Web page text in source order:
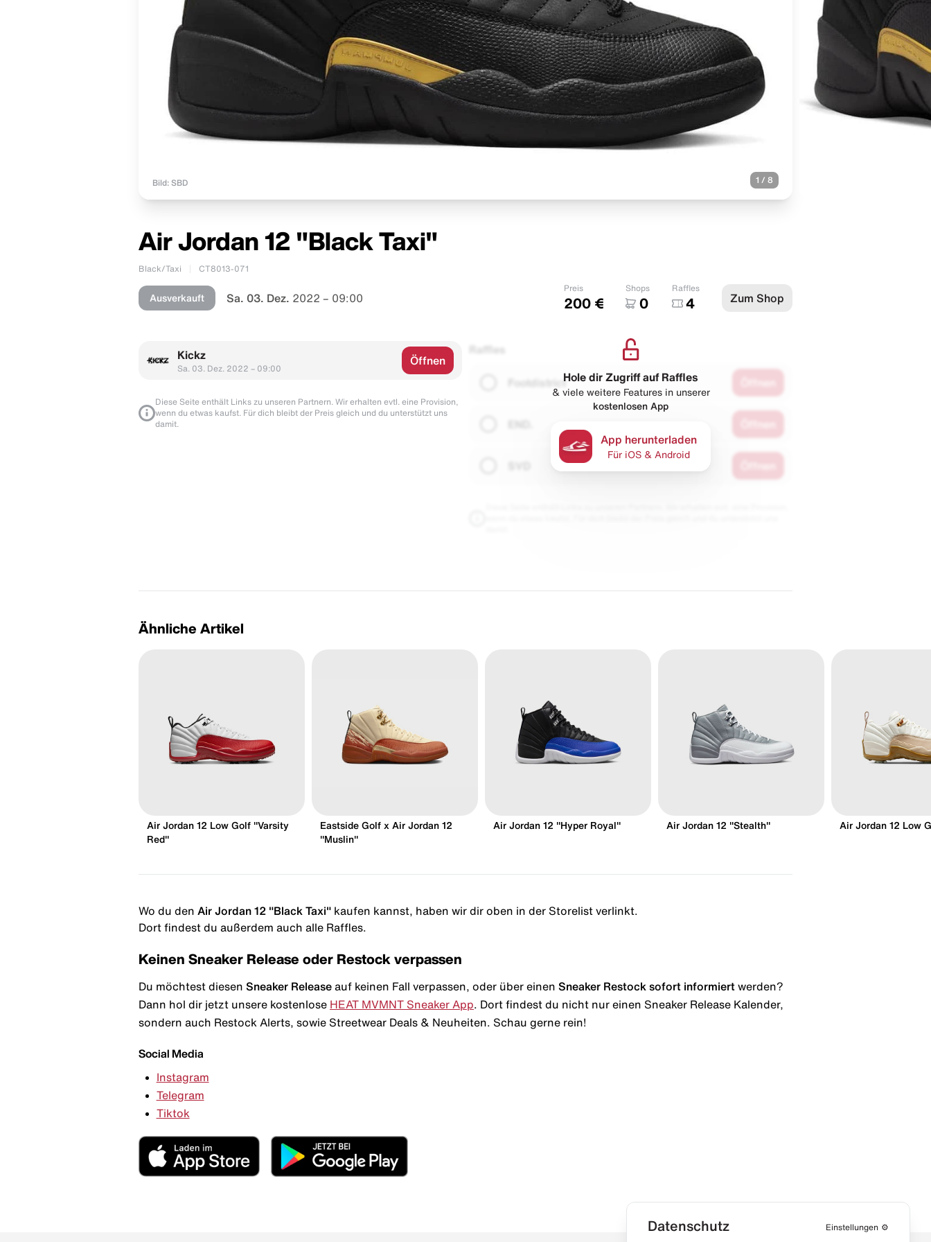
Bild: SBD 1 / 8
Air Jordan 12 "Black Taxi"
Black/Taxi CT8013-071
Ausverkauft Sa. 03. Dez. 2022 – 09:00
Preis
200 €
Shops
0
Raffles
4 Zum Shop
Kickz
Sa. 03. Dez. 2022 – 09:00
Öffnen
Diese Seite enthält Links zu unseren Partnern. Wir erhalten evtl. eine Provision,
wenn du etwas kaufst. Für dich bleibt der Preis gleich und du unterstützt uns
damit.
Raffles
FootdistrictHole dir Zugriff auf Raffles
& viele weitere Features in unserer
kostenlosen App
App herunterladen
Für iOS & Android
Ähnliche Artikel
Air Jordan 12 Low Golf "Varsity
Red"
Eastside Golf x Air Jordan 12
"Muslin"
Air Jordan 12 "Hyper Royal" Air Jordan 12 "Stealth" Air Jordan 12 Low
Wo du den Air Jordan 12 "Black Taxi" kaufen kannst, haben wir dir oben in der Storelist verlinkt.
Dort findest du außerdem auch alle Raffles.
Keinen Sneaker Release oder Restock verpassen
Du möchtest diesen Sneaker Release auf keinen Fall verpassen, oder über einen Sneaker Restock sofort informiert werden?
Dann hol dir jetzt unsere kostenlose HEAT MVMNT Sneaker App . Dort findest du nicht nur einen Sneaker Release Kalender,
sondern auch Restock Alerts, sowie Streetwear Deals & Neuheiten. Schau gerne rein!
Social Media
Instagram
Telegram
Tiktok
Datenschutz Einstellungen ⚙️